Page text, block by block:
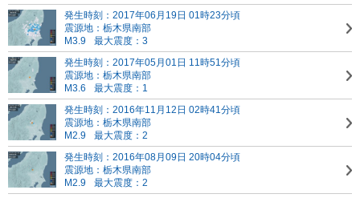
発生時刻：2017年06月19日 01時23分頃
震源地：栃木県南部
M3.9
最大震度：3
発生時刻：2017年05月01日 11時51分頃
震源地：栃木県南部
M3.6
最大震度：1
発生時刻：2016年11月12日 02時41分頃
震源地：栃木県南部
M2.9
最大震度：2
発生時刻：2016年08月09日 20時04分頃
震源地：栃木県南部
M2.9
最大震度：2